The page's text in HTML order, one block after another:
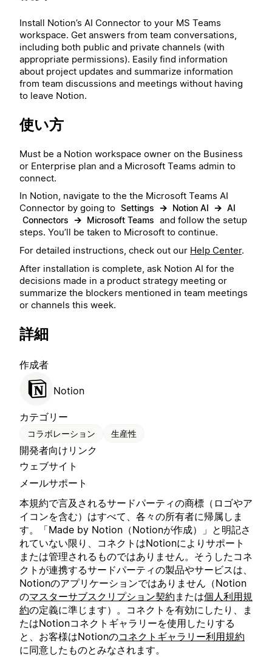
Install Notion’s AI Connector to your MS Teams
workspace. Get answers from team conversations,
including both public and private channels (with
appropriate permissions). Easily find information
about project updates and summarize information
from team discussions and meetings without having
to leave Notion.
使い方
Must be a Notion workspace owner on the Business
or Enterprise plan and a Microsoft Teams admin to
connect.
In Notion, navigate to the the Microsoft Teams AI
Connector by going to Settings → Notion AI → AI
Connectors → Microsoft Teams and follow the setup
steps. You’ll be taken to Microsoft to continue.
For detailed instructions, check out our Help Center.
After installation is complete, ask Notion AI for the
decisions made in a product strategy meeting or
summarize the blockers mentioned in team meetings
or channels this week.
詳細
作成者
Notion
カテゴリー
コラボレーション 生産性
開発者向けリンク
ウェブサイト
メールサポート
本規約で言及されるサードパーティの商標（ロゴやア
イコンを含む）はすべて、各々の所有者に帰属しま
す。「Made by Notion（Notionが作成）」と明記さ
れていない限り、コネクトはNotionによりサポート
または管理されるものではありません。そうしたコネ
クトが連携するサードパーティの製品やサービスは、
Notionのアプリケーションではありません（Notion
のマスターサブスクリプション契約 または個人利用規
約の定義に準じます）。コネクトを有効にしたり、ま
たはNotionコネクトギャラリーを使用したりする
と、お客様はNotionのコネクトギャラリー利用規約
に同意したものとみなされます。